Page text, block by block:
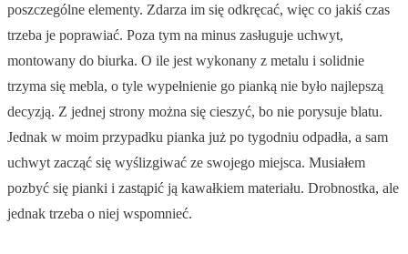
poszczególne elementy. Zdarza im się odkręcać, więc co jakiś czas
trzeba je poprawiać. Poza tym na minus zasługuje uchwyt,
montowany do biurka. O ile jest wykonany z metalu i solidnie
trzyma się mebla, o tyle wypełnienie go pianką nie było najlepszą
decyzją. Z jednej strony można się cieszyć, bo nie porysuje blatu.
Jednak w moim przypadku pianka już po tygodniu odpadła, a sam
uchwyt zacząć się wyślizgiwać ze swojego miejsca. Musiałem
pozbyć się pianki i zastąpić ją kawałkiem materiału. Drobnostka, ale
jednak trzeba o niej wspomnieć.